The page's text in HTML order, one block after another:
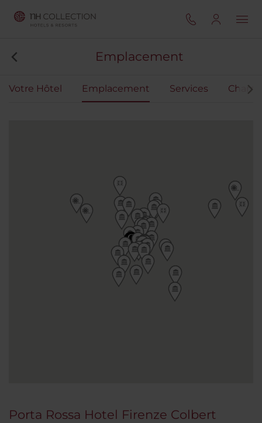
Emplacement
Votre Hôtel Emplacement Services
Porta Rossa Hotel Firenze Colbert